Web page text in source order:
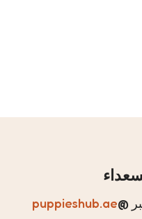
@
puppieshub.ae